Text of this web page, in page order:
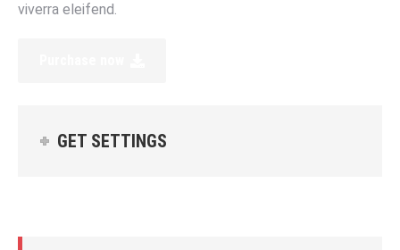
viverra eleifend.
GET SETTINGS